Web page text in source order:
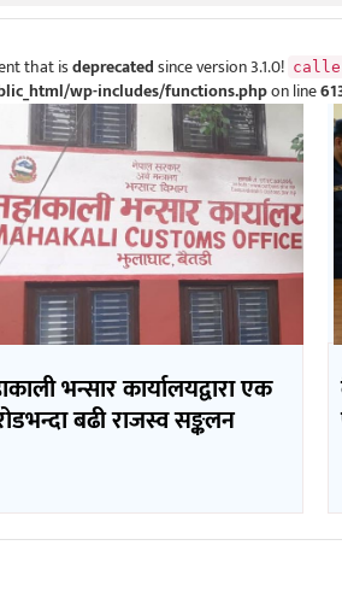
that isdeprecatedsince version 3.1.0!
wp-includes/functions.phpon line
भन्सार कार्यालयद्वारा एक
बढी राजस्व सङ्कलन